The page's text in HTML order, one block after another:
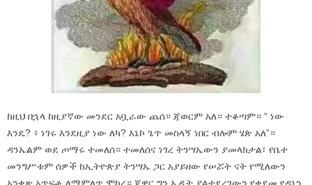
ከዚህ በኋላ ከዚያኛው መንደር አቧራው ጨሰ። ጃወርም አለ። ተቆጣም። “ ነው
እንዴ? ፥ ነገሩ እንደዚያ ነው ለካ? እኔኮ ጌጥ መስላኝ ነበር ብሎም ሄጵ አለ”።
ዳንኤልም ወደ ጦማሩ ተመለሰ። ተመለሰና ነገረ ትንሣኤውን ያመላክታል፣ የቤተ
መንግሥቱም ሰዎች ከኢትዮጵያ ትንሣኤ ጋር አያይዘው የሠሯት ናት የሚለውን